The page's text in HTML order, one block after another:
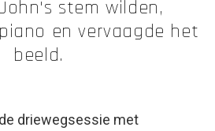
stem wilden,
en vervaagde het
beeld.
driewegsessie met